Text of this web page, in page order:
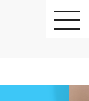
toggle